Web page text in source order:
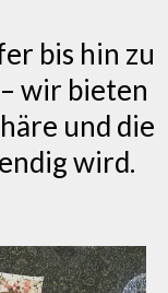
bis hin zu
wir bieten
und die
wird.